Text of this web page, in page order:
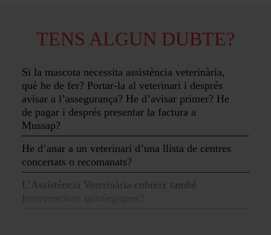
TENS ALGUN DUBTE?
Si la mascota necessita assistència veterinària,
què he de fer? Portar-la al veterinari i després
avisar a l’assegurança? He d’avisar primer? He
de pagar i després presentar la factura a
Mussap?
He d’anar a un veterinari d’una llista de centres
concertats o recomanats?
L’Assistència Veterinària cobreix també